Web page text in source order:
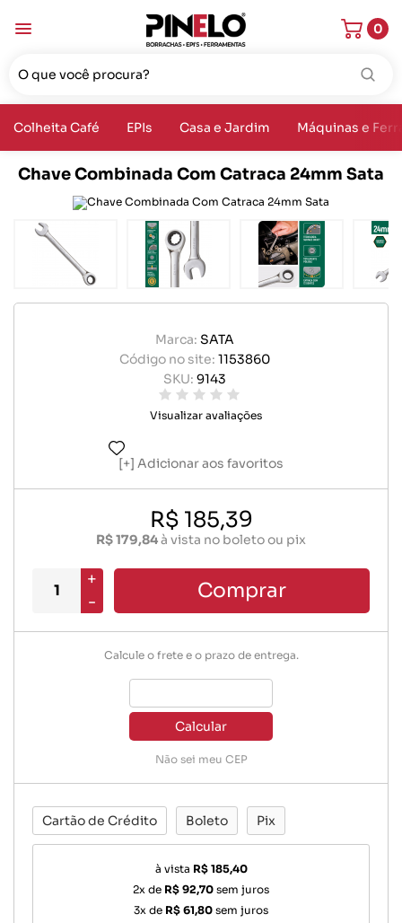
0
Colheita Café EPIs Casa e Jardim Máquinas e
Chave Combinada Com Catraca 24mm Sata
Marca: SATA
Código no site: 1153860
SKU: 9143
Visualizar avaliações
Adicionar aos favoritos
R$ 185,39
R$ 179,84à vista no boleto ou pix
+
-
Comprar
Calcule o frete e o prazo de entrega.
Calcular
Não sei meu CEP
Cartão de Crédito Boleto Pix
à vista R$ 185,40
2x de R$ 92,70 sem juros
3x de R$ 61,80 sem juros